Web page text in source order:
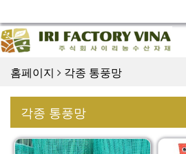
홈페이지
각종 통풍망
각종 통풍망